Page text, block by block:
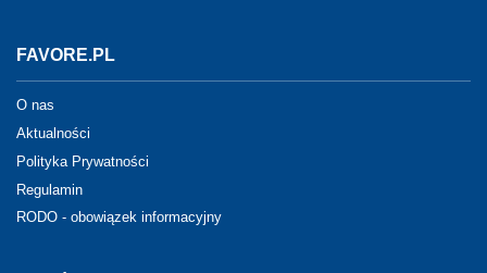
FAVORE.PL
O nas
Aktualności
Polityka Prywatności
Regulamin
RODO - obowiązek informacyjny